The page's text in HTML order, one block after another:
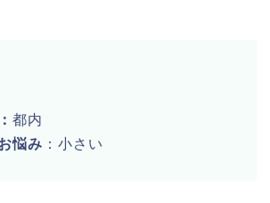
都内
悩み ：小さい